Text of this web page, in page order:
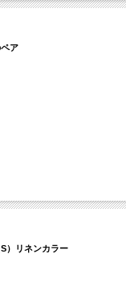
ア
）リネンカラー